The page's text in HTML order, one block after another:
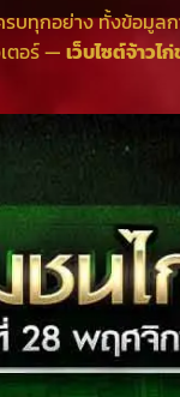
บทุกอย่าง ทั้งข้อมูล
ตอร์ — เว็บไซต์จ้าวไ